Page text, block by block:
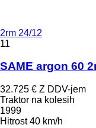
2rm 24/12
11
SAME argon 60
32.725 € Z DDV-jem
Traktor na kolesih
1999
Hitrost 40 km/h